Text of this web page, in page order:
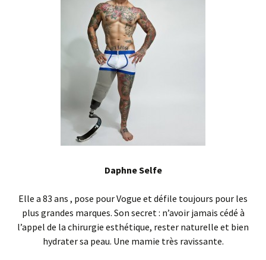
Daphne Selfe
Elle a 83 ans , pose pour Vogue et défile toujours pour les
plus grandes marques. Son secret : n’avoir jamais cédé à
l’appel de la chirurgie esthétique, rester naturelle et bien
hydrater sa peau. Une mamie très ravissante.